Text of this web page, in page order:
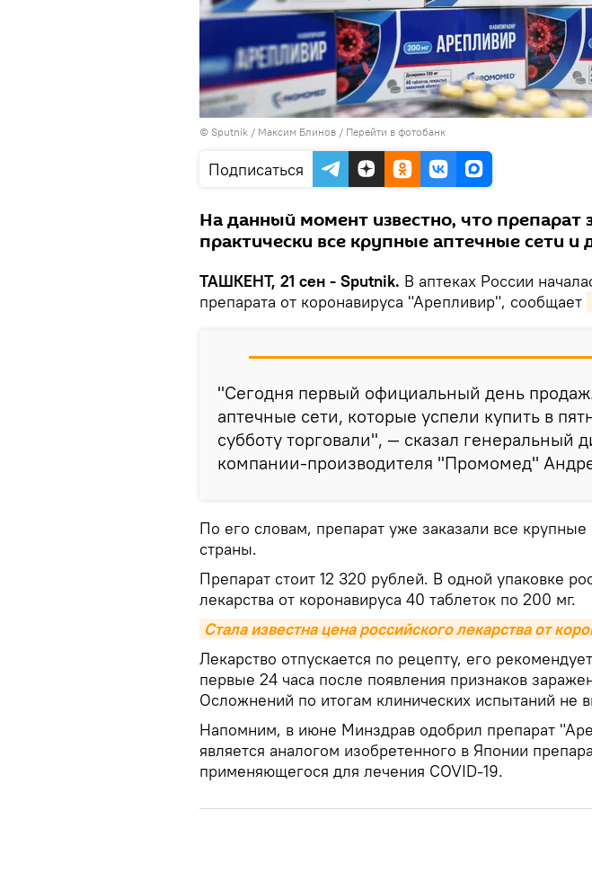
© Sputnik / Максим Блинов / Перейти в фотобанк
Подписаться
На данный момент известно, что препарат
практически все крупные аптечные сети и
ТАШКЕНТ, 21 сен - Sputnik. В аптеках России
препарата от коронавируса "Арепливир", сообщает
"Сегодня первый официальный день
аптечные сети, которые успели купить в
субботу торговали", — сказал генеральный
компании-производителя "Промомед"
По его словам, препарат уже заказали все крупные
страны.
Препарат стоит 12 320 рублей. В одной упаковке
лекарства от коронавируса 40 таблеток по 200 мг.
Стала известна цена российского лекарства от
Лекарство отпускается по рецепту, его
первые 24 часа после появления признаков
Осложнений по итогам клинических испытаний не
Напомним, в июне Минздрав одобрил препарат
является аналогом изобретенного в Японии
применяющегося для лечения COVID-19.